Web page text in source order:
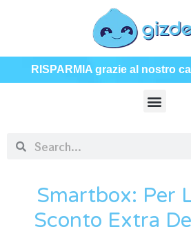
RISPARMIA grazie al nostro
Smartbox: Per
Sconto Extra